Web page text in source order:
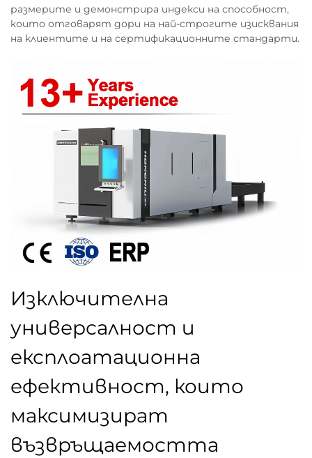
размерите и демонстрира индекси на способност,
които отговарят дори на най-строгите изисквания
на клиентите и на сертификационните стандарти.
Изключителна
универсалност и
експлоатационна
ефективност, които
максимизират
възвръщаемостта